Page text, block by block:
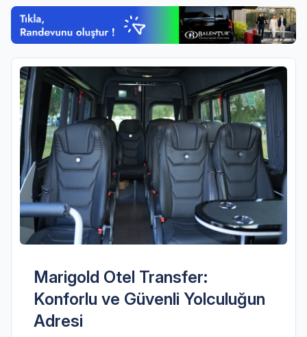
Marigold Otel Transfer:
Konforlu ve Güvenli Yolculuğun
Adresi